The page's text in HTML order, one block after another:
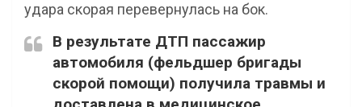
удара скорая перевернулась на бок.
В результате ДТП пассажир
автомобиля (фельдшер бригады
скорой помощи) получила травмы и